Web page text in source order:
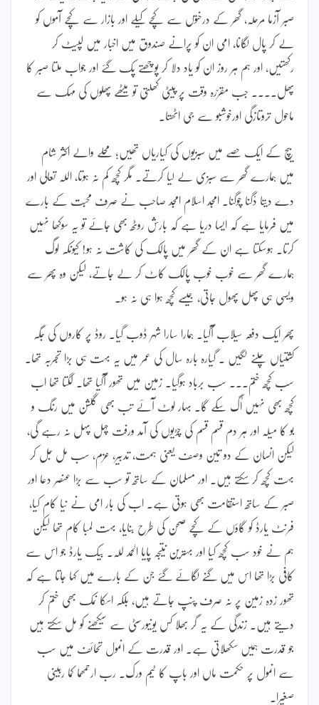
صبر آزما مرحلہ، گھر کے درختوں سے کچے کیلے اور بازار سے کچے آموں کو
لے کر پال لگانا، امی ان کو پرانے صندوق میں اخبار میں لپیٹ کر
رکھتیں، اور ہم ہر روز ان کو یاد دلا کر پوچھتے پک گئے اور جواب ملتا صبر کا
پھل۔۔۔۔ جب مقرّرہ وقت پر پیٹی کھلتی تو میٹھے پھلوں کی مہک سے
ماحول تروتازگی اورخوشبو سے جی اٹھتا۔
بیچ کے ایک حصے میں سبزیوں کی کیاریاں تھیں؛ محلے والے اکثر شام
میں ہمارے گھر سے سبزی لے لیا کرتے۔ مگر کچھ کم نہ ہوتا، اللہ تعالی اور
دے دیتا دُگنا چوگنا۔ امجد اسلام امجد صاحب نے صرف محبت کے بارے
میں فرمایا ہے کہ ایسا دریا ہے کہ بارش روٹھ بھی جائے تو یہ سوکھا نہیں
کرتا۔ ہوسکتا ہے ان کے گھر میں پالک کی کاشت نہ ہو! کیونکہ لوگ
ہمارے گھر سے خوب خوب پالک کاٹ کر لے جاتے، لیکن وہ پھر سے
ویسی ہی پھل پھول جاتی، جیسے کچھ ہوا ہی نہ ہو۔
پھر ایک دفعہ سیلاب آگیا۔ ہمارا سارا شہر ڈوب گیا۔ روڈ پر کاروں کی جگہ
کشتیاں چلنے لگیں ۔ گیارہ بارہ سال کی عمر میں یہ بہت ہی بڑا تجربہ تھا۔
سب کچھ ختم۔۔۔ سب برباد ہوگیا۔ زمین میں تھور آگیا تھا۔ لگتا تھا اب
کچھ بھی نہیں اُگ سکے گا۔ بہار لوٹ آئے تب بھی گلشن میں رنگ و
بو کا میلہ اور ہر دم قسم قسم کی چڑیوں کی آمد ورفت چہل پہل نہ رہے گی،
لیکن انسان کے دو تین وصف یعنی ہمت، تدبیر، عزم، سب مل جل کر
بہت کچھ کر سکتے ہیں۔ اور مسلمان کے ساتھ تو سب سے بڑا عنصر دعا اور
صبر کے ساتھ استقامت بھی ہوتی ہے۔ اب کی بار امی نے نیا کام کیا،
فرنٹ یارڈ کو گاؤں کے کچے صحن کی طرح بنایا، بہت لمبا کام تھا لیکن
ہم نے خود سب کچھ کیا اور بہترین نتیجہ پایا الحمد للہ۔ بیک یارڈ جو اس سے
کافی بڑا تھا اس میں گنّے لگائے گئے جن کے بارے میں کہا جاتا ہے کہ
تھور زدہ زمین پر نہ صرف پنپ جاتے ہیں، بلکہ اسکا نمک بھی ختم کر
دیتے ہیں۔ زندگی کے یہ گر بھلا کس یونیورسٹی سے سیکھنے کو مل سکتے ہیں
جو قدرت ہمیں سکھلاتی ہے۔ اور قدرت کے انمول تحائف میں سب
سے انمول پر حکمت ماں اور باپ کا ٹیم ورک۔ رب ارحمھما کما ربینی
صغیرا۔